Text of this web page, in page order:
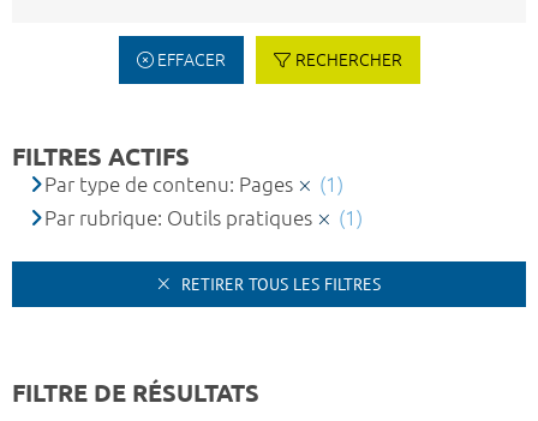
EFFACER RECHERCHER
FILTRES ACTIFS
Par type de contenu: Pages
(1)
Par rubrique: Outils pratiques
(1)
RETIRER TOUS LES FILTRES
FILTRE DE RÉSULTATS